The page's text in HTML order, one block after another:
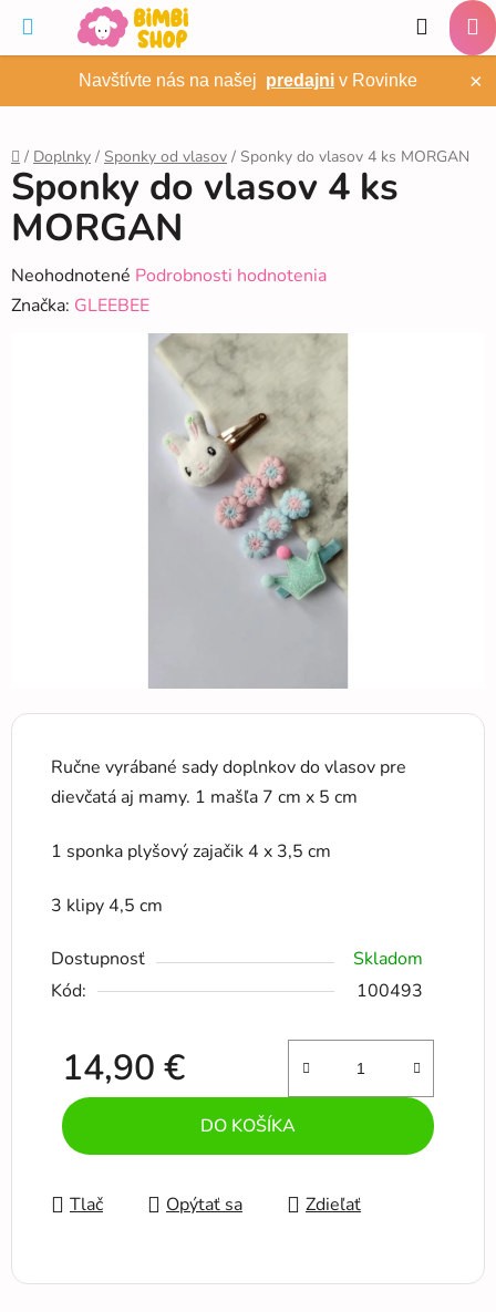
obsah
Navštívte nás na našej predajni v Rovinke ×
Hľadať
Domov
/ Doplnky / Sponky od vlasov / Sponky do vlasov 4 ks MORGAN
Ručne vyrábané sady doplnkov do vlasov pre
dievčatá aj mamy. 1 mašľa 7 cm x 5 cm
1 sponka plyšový zajačik 4 x 3,5 cm
3 klipy 4,5 cm
Dostupnosť
Skladom
Kód:
100493
14,90 €
Jednotková cena:
DO KOŠÍKA
Tlač Opýtať sa Zdieľať
Sponky do vlasov 4 ks
MORGAN
Priemerné
hodnotenie
Neohodnotené Podrobnosti hodnotenia
Značka: GLEEBEE